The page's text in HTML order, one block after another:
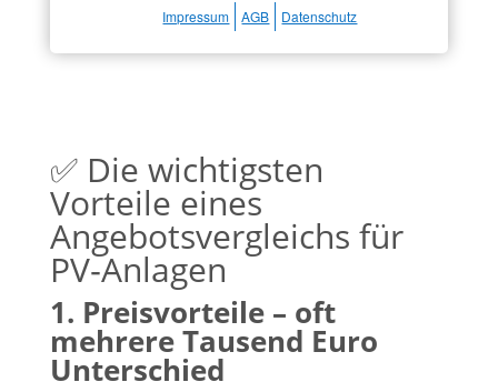
Impressum
AGB Datenschutz
✅ Die wichtigsten
Vorteile eines
Angebotsvergleichs für
PV‑Anlagen
1. Preisvorteile – oft
mehrere Tausend Euro
Unterschied